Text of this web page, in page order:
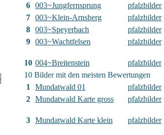
6 003~Jungfernsprung pfalzbilder
7 003~Klein-Arnsberg pfalzbilder
8 003~Speyerbach pfalzbilder
9 003~Wachtfelsen pfalzbilder
10 004~Breitenstein pfalzbilder
10 Bilder mit den meisten Bewertungen
1
Mundatwald 01 pfalzbilder
2 Mundatwald Karte gross pfalzbilder
3 Mundatwald Karte klein pfalzbilder